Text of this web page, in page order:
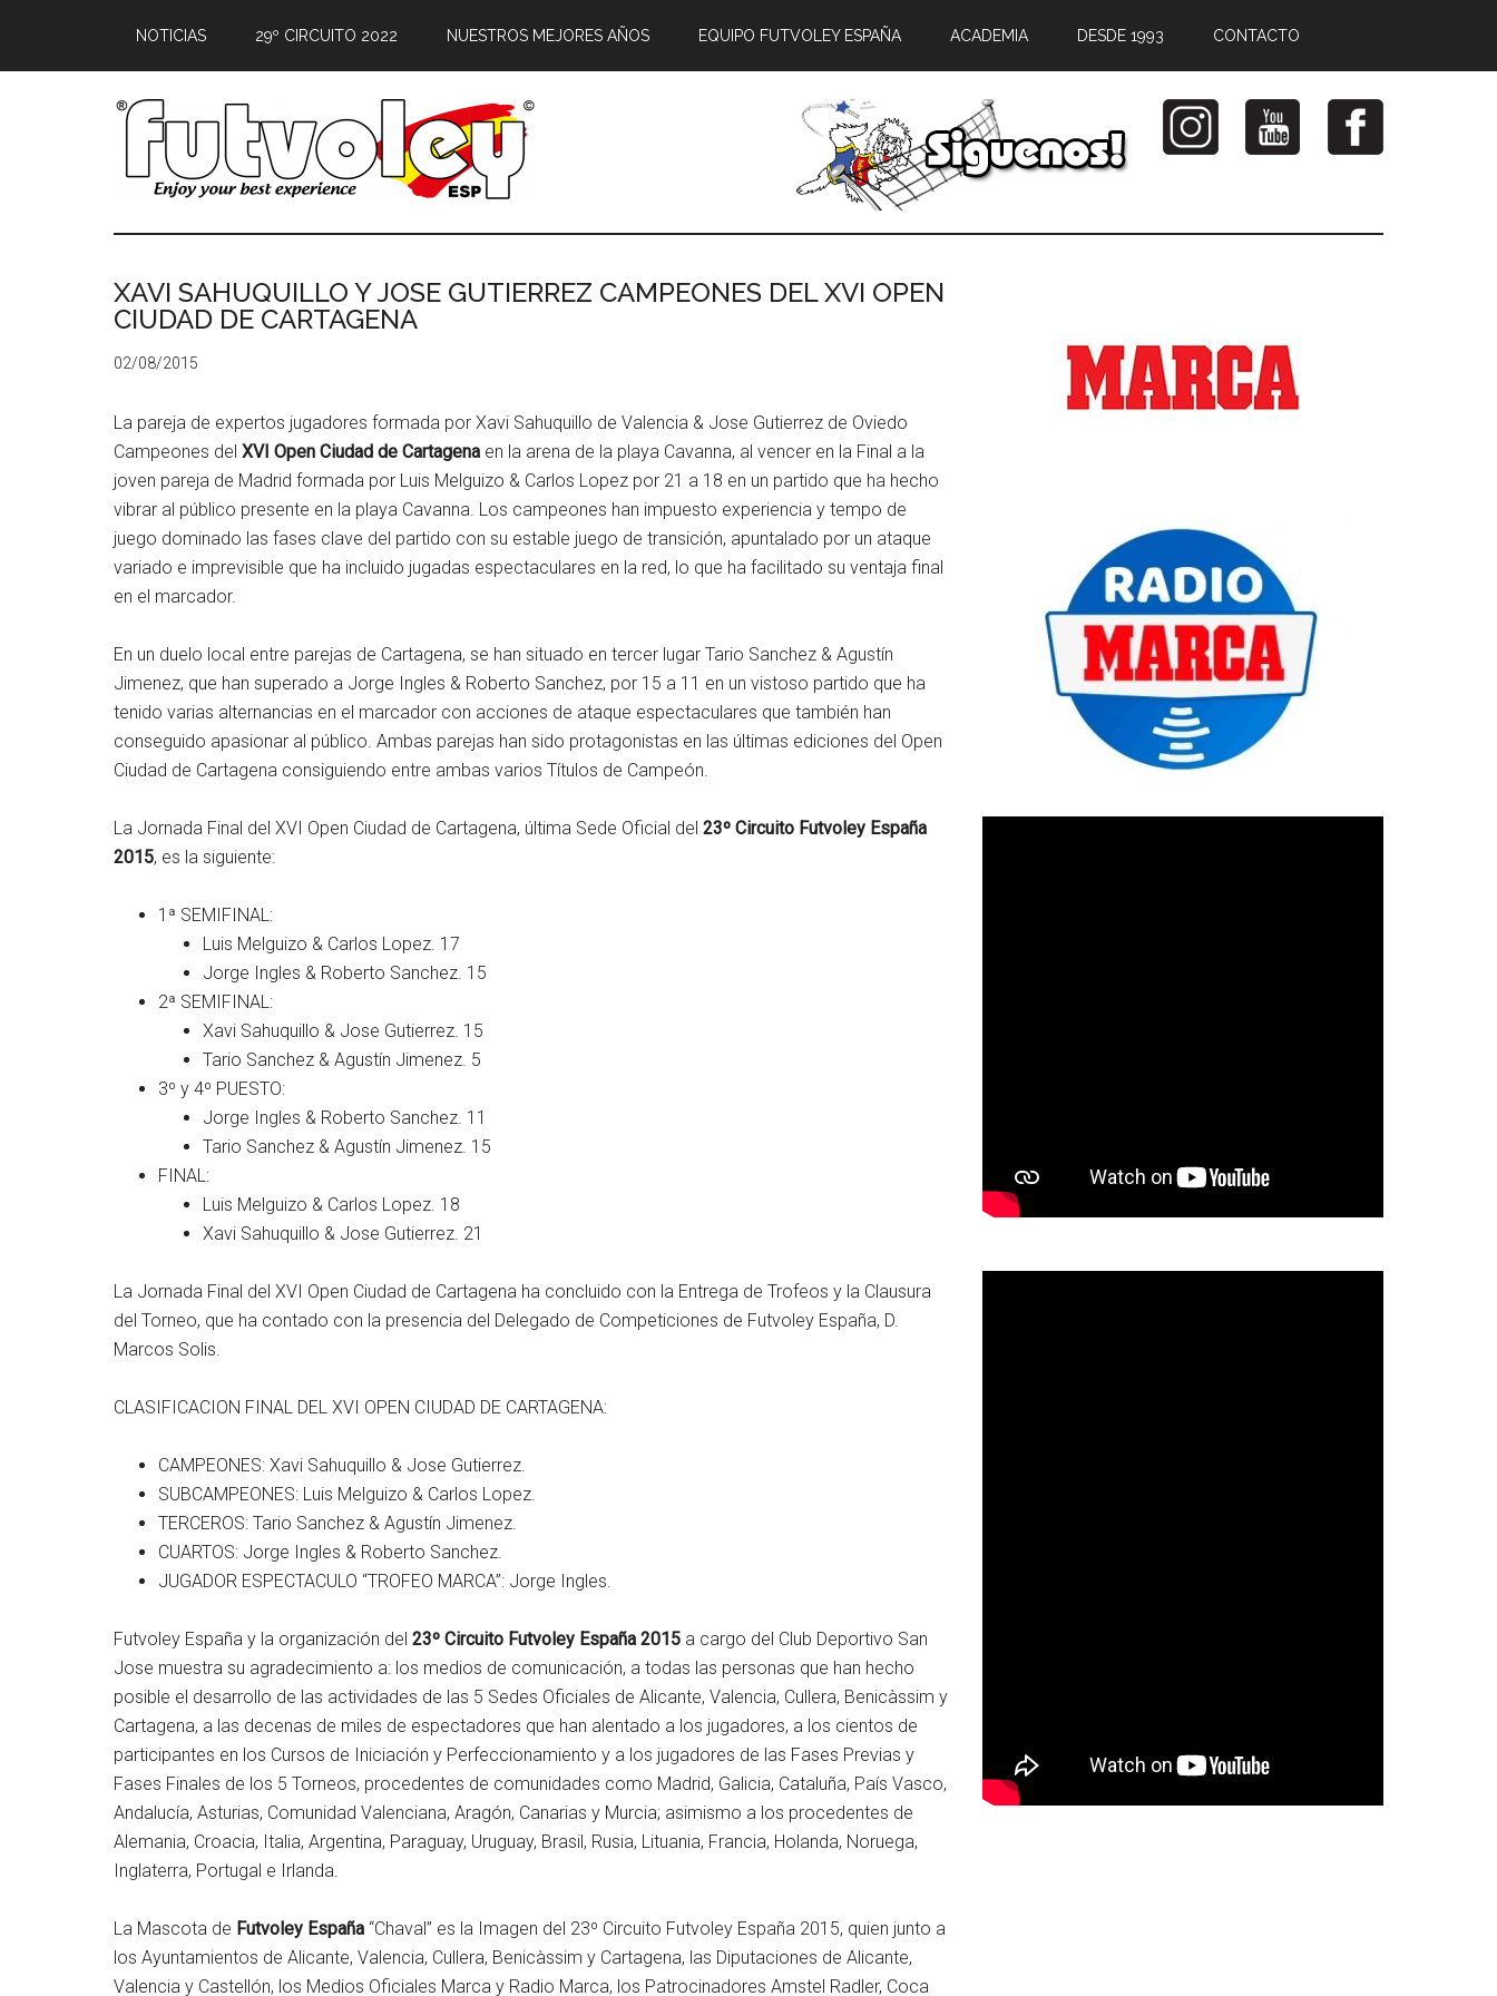
NOTICIAS 29º CIRCUITO 2022 NUESTROS MEJORES AÑOS EQUIPO FUTVOLEY ESPAÑA ACADEMIA DESDE 1993 CONTACTO
XAVI SAHUQUILLO Y JOSE GUTIERREZ CAMPEONES DEL XVI OPEN
CIUDAD DE CARTAGENA
02/08/2015
La pareja de expertos jugadores formada por Xavi Sahuquillo de Valencia & Jose Gutierrez de Oviedo
Campeones del XVI Open Ciudad de Cartagena en la arena de la playa Cavanna, al vencer en la Final a la
joven pareja de Madrid formada por Luis Melguizo & Carlos Lopez por 21 a 18 en un partido que ha hecho
vibrar al público presente en la playa Cavanna. Los campeones han impuesto experiencia y tempo de
juego dominado las fases clave del partido con su estable juego de transición, apuntalado por un ataque
variado e imprevisible que ha incluido jugadas espectaculares en la red, lo que ha facilitado su ventaja final
en el marcador.
En un duelo local entre parejas de Cartagena, se han situado en tercer lugar Tario Sanchez & Agustín
Jimenez, que han superado a Jorge Ingles & Roberto Sanchez, por 15 a 11 en un vistoso partido que ha
tenido varias alternancias en el marcador con acciones de ataque espectaculares que también han
conseguido apasionar al público. Ambas parejas han sido protagonistas en las últimas ediciones del Open
Ciudad de Cartagena consiguiendo entre ambas varios Títulos de Campeón.
La Jornada Final del XVI Open Ciudad de Cartagena, última Sede Oficial del 23º Circuito Futvoley España
2015, es la siguiente:
1ª SEMIFINAL:
Luis Melguizo & Carlos Lopez. 17
Jorge Ingles & Roberto Sanchez. 15
2ª SEMIFINAL:
Xavi Sahuquillo & Jose Gutierrez. 15
Tario Sanchez & Agustín Jimenez. 5
3º y 4º PUESTO:
Jorge Ingles & Roberto Sanchez. 11
Tario Sanchez & Agustín Jimenez. 15
FINAL:
Luis Melguizo & Carlos Lopez. 18
Xavi Sahuquillo & Jose Gutierrez. 21
La Jornada Final del XVI Open Ciudad de Cartagena ha concluido con la Entrega de Trofeos y la Clausura
del Torneo, que ha contado con la presencia del Delegado de Competiciones de Futvoley España, D.
Marcos Solis.
CLASIFICACION FINAL DEL XVI OPEN CIUDAD DE CARTAGENA:
CAMPEONES: Xavi Sahuquillo & Jose Gutierrez.
SUBCAMPEONES: Luis Melguizo & Carlos Lopez.
TERCEROS: Tario Sanchez & Agustín Jimenez.
CUARTOS: Jorge Ingles & Roberto Sanchez.
JUGADOR ESPECTACULO “TROFEO MARCA”: Jorge Ingles.
Futvoley España y la organización del 23º Circuito Futvoley España 2015 a cargo del Club Deportivo San
Jose muestra su agradecimiento a: los medios de comunicación, a todas las personas que han hecho
posible el desarrollo de las actividades de las 5 Sedes Oficiales de Alicante, Valencia, Cullera, Benicàssim y
Cartagena, a las decenas de miles de espectadores que han alentado a los jugadores, a los cientos de
participantes en los Cursos de Iniciación y Perfeccionamiento y a los jugadores de las Fases Previas y
Fases Finales de los 5 Torneos, procedentes de comunidades como Madrid, Galicia, Cataluña, País Vasco,
Andalucía, Asturias, Comunidad Valenciana, Aragón, Canarias y Murcia; asimismo a los procedentes de
Alemania, Croacia, Italia, Argentina, Paraguay, Uruguay, Brasil, Rusia, Lituania, Francia, Holanda, Noruega,
Inglaterra, Portugal e Irlanda.
La Mascota de Futvoley España “Chaval” es la Imagen del 23º Circuito Futvoley España 2015, quien junto a
los Ayuntamientos de Alicante, Valencia, Cullera, Benicàssim y Cartagena, las Diputaciones de Alicante,
Valencia y Castellón, los Medios Oficiales Marca y Radio Marca, los Patrocinadores Amstel Radler, Coca